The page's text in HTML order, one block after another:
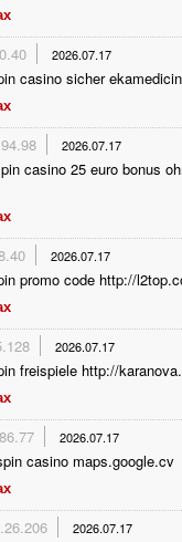
2026.07.17
casino sicher
2026.07.17
casino 25 euro bonus
2026.07.17
promo code http://
2026.07.17
freispiele http://
2026.07.17
casino maps.google.cv
2026.07.17